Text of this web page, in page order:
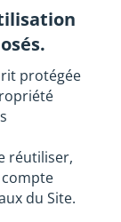
protégée
réutiliser,
du Site.